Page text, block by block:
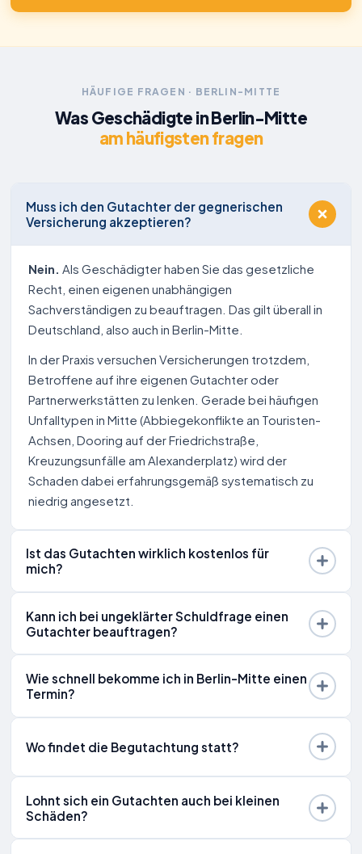
HÄUFIGE FRAGEN · BERLIN-MITTE
Was Geschädigte in Berlin-Mitte
am häufigsten fragen
Muss ich den Gutachter der gegnerischen
Versicherung akzeptieren?
Nein. Als Geschädigter haben Sie das gesetzliche
Recht, einen eigenen unabhängigen
Sachverständigen zu beauftragen. Das gilt überall in
Deutschland, also auch in Berlin-Mitte.
In der Praxis versuchen Versicherungen trotzdem,
Betroffene auf ihre eigenen Gutachter oder
Partnerwerkstätten zu lenken. Gerade bei häufigen
Unfalltypen in Mitte (Abbiegekonflikte an Touristen-
Achsen, Dooring auf der Friedrichstraße,
Kreuzungsunfälle am Alexanderplatz) wird der
Schaden dabei erfahrungsgemäß systematisch zu
niedrig angesetzt.
Ist das Gutachten wirklich kostenlos für
mich?
Kann ich bei ungeklärter Schuldfrage einen
Gutachter beauftragen?
Wie schnell bekomme ich in Berlin-Mitte einen
Termin?
Wo findet die Begutachtung statt?
Lohnt sich ein Gutachten auch bei kleinen
Schäden?